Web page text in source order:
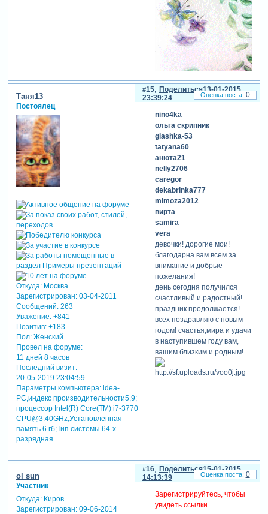
Поделиться
15
13-01-2015
23:39:24
Таня13
Постоялец
Откуда:Москва
Зарегистрирован: 03-04-2011
Сообщений:263
Уважение: +841
Позитив: +183
Пол:Женский
Провел на форуме:
11 дней 8 часов
Последний визит:
20-05-2019 23:04:59
Параметры компьютера:idea-
PC,индекс производительности5,9;
процессор Intel(R) Core(TM) i7-3770
CPU@3.40GHz;Установленная
память 6 гб;Тип системы 64-х
разрядная
nino4ka
ольга скрипник
glashka-53
tatyana60
анюта21
nelly2706
caregor
dekabrinka777
mimoza2012
вирта
samira
vera
девочки! дорогие мои!
благодарна вам всем за
внимание и добрые
пожелания!
день сегодня получился
счастливый и радостный!
праздник продолжается!
всех поздравляю с новым
годом! счастья,мира и удачи
в наступившем году вам,
вашим близким и родным!
0
Поделиться
16
15-01-2015
14:13:39
ol sun
Участник
Откуда:Киров
Зарегистрирован: 09-06-2014
Зарегистрируйтесь, чтобы
увидеть ссылки
0